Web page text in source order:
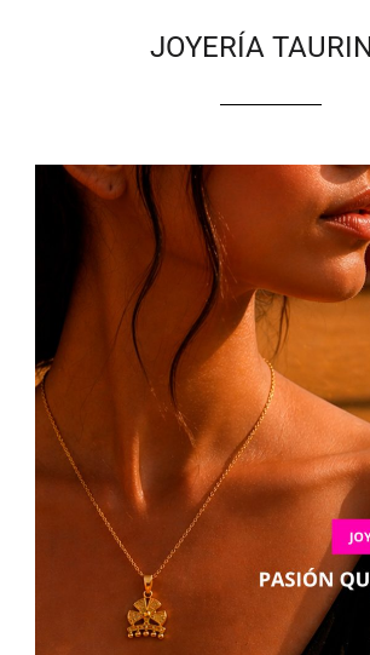
JOYERÍA